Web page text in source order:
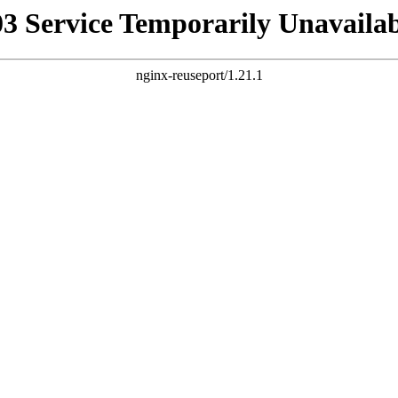
Service Temporarily
nginx-reuseport/1.21.1